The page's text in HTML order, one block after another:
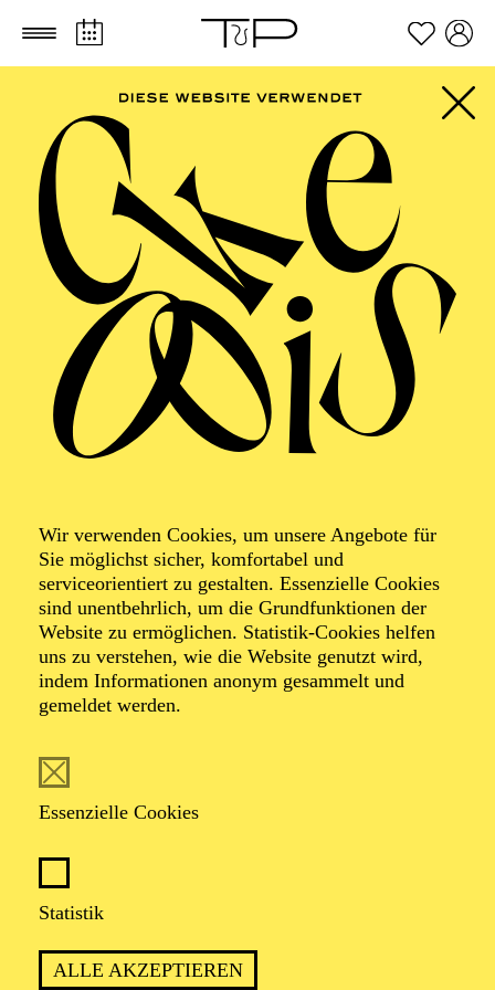
Zum Hauptinhalt springen Zum Footer springen
Wir verwenden Cookies, um unsere Angebote für
Sie möglichst sicher, komfortabel und
serviceorientiert zu gestalten. Essenzielle Cookies
sind unentbehrlich, um die Grundfunktionen der
Website zu ermöglichen. Statistik-Cookies helfen
uns zu verstehen, wie die Website genutzt wird,
indem Informationen anonym gesammelt und
gemeldet werden.
Essenzielle Cookies
Statistik
ALLE AKZEPTIEREN
Foto: Björn Hickmann
sechs Jahren in ihrer Heimatstadt Varna in Bulgarien.